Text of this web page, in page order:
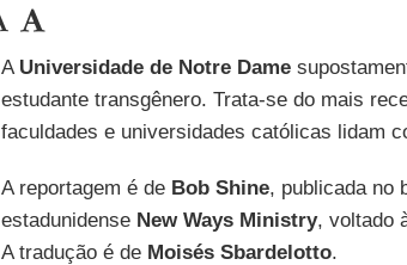
A Universidade de Notre Dame
estudante transgênero. Trata-se do mais
faculdades e universidades católicas lidam
A reportagem é de Bob Shine, publicada no
estadunidense New Ways Ministry, voltado
A tradução é de Moisés Sbardelotto.